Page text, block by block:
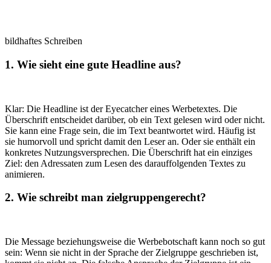
bildhaftes Schreiben
1. Wie sieht eine gute Headline aus?
Klar: Die Headline ist der Eyecatcher eines Werbetextes. Die
Überschrift entscheidet darüber, ob ein Text gelesen wird oder nicht.
Sie kann eine Frage sein, die im Text beantwortet wird. Häufig ist
sie humorvoll und spricht damit den Leser an. Oder sie enthält ein
konkretes Nutzungsversprechen. Die Überschrift hat ein einziges
Ziel: den Adressaten zum Lesen des darauffolgenden Textes zu
animieren.
2. Wie schreibt man zielgruppengerecht?
Die Message beziehungsweise die Werbebotschaft kann noch so gut
sein: Wenn sie nicht in der Sprache der Zielgruppe geschrieben ist,